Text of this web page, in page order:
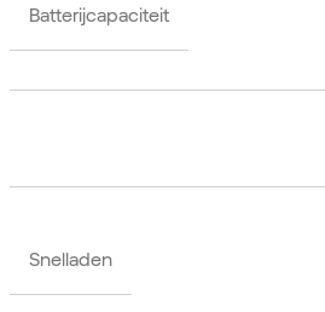
Batterijcapaciteit
Snelladen